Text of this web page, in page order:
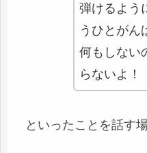
弾けるよう
うひとがん
何もしない
らないよ！
といったことを話す